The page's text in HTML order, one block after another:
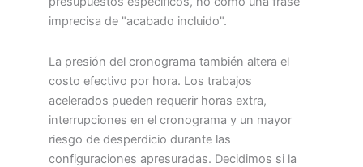
imprecisa de "acabado incluido".
La presión del cronograma también altera el
costo efectivo por hora. Los trabajos
acelerados pueden requerir horas extra,
interrupciones en el cronograma y un mayor
riesgo de desperdicio durante las
configuraciones apresuradas. Decidimos si la